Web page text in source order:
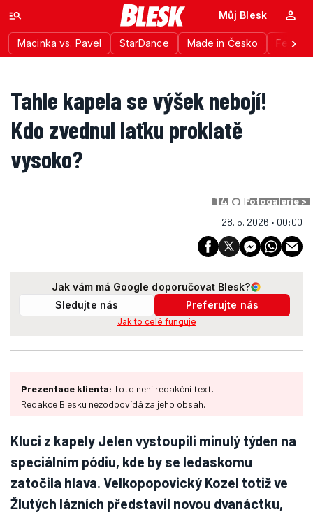
Macinka vs. Pavel StarDance Made in Česko
Můj Blesk
Tahle kapela se výšek nebojí!
Kdo zvednul laťku proklatě
vysoko?
14
Fotogalerie >
28. 5. 2026 • 00:00
Jak vám má Google doporučovat Blesk?
Sledujte nás
Preferujte nás
Jak to celé funguje
Prezentace klienta: Toto není redakční text.
Redakce Blesku nezodpovídá za jeho obsah.
Kluci z kapely Jelen vystoupili minulý týden na
speciálním pódiu, kde by se ledaskomu
zatočila hlava. Velkopopovický Kozel totiž ve
Žlutých lázních představil novou dvanáctku,